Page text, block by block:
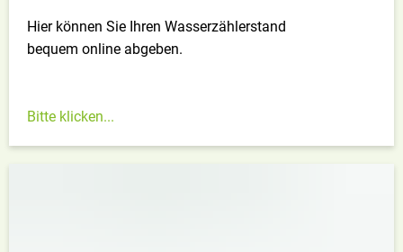
Hier können Sie Ihren Wasserzählerstand
bequem online abgeben.
Bitte klicken...